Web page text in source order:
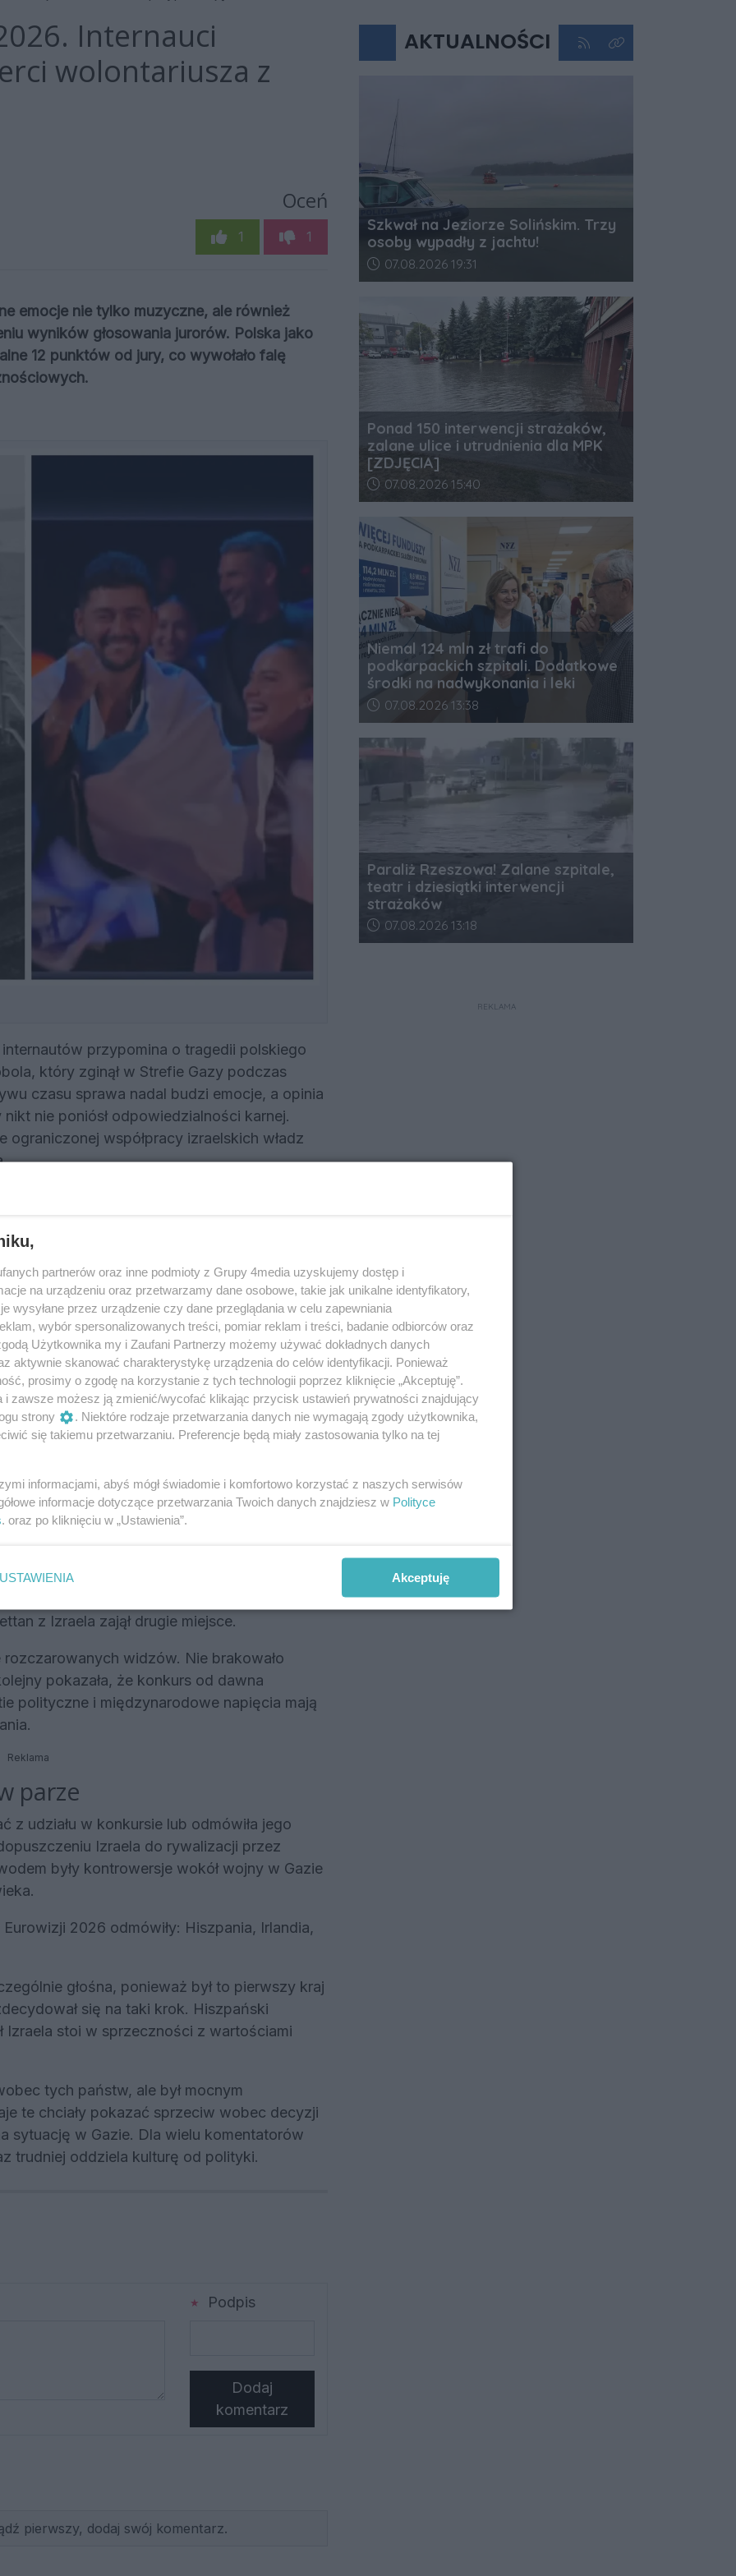
Internauci
wolontariusza z
Oceń
1 1
emocje nie tylko muzyczne, ale również
wyników głosowania jurorów. Polska jako
12 punktów od jury, co wywołało falę
przypomina o tragedii polskiego
który zginął w Strefie Gazy podczas
czasu sprawa nadal budzi emocje, a opinia
nie poniósł odpowiedzialności karnej.
współpracy izraelskich władz
punktów właśnie
Wielu internautów podkreśla, że
jako wyjątkowo niezręczna w kontekście
Ukrainy. Zarówno ukraińskie jury, jak i
punktu. Dla części polskich internautów był
wsparcia, jakiego Polska udziela Ukrainie
Alicja Szemplińska z utworem „Pray”.
zajęła 12. miejsce, zdobywając 150
nawet na 7. pozycji, jednak znacznie mniej
wygrała Bułgaria reprezentowana przez
z Izraela zajął drugie miejsce.
widzów. Nie brakowało
pokazała, że konkurs od dawna
polityczne i międzynarodowe napięcia mają
Reklama
parze
udziału w konkursie lub odmówiła jego
Izraela do rywalizacji przez
były kontrowersje wokół wojny w Gazie
2026 odmówiły: Hiszpania, Irlandia,
głośna, ponieważ był to pierwszy kraj
się na taki krok. Hiszpański
Izraela stoi w sprzeczności z wartościami
tych państw, ale był mocnym
te chciały pokazać sprzeciw wobec decyzji
sytuację w Gazie. Dla wielu komentatorów
trudniej oddziela kulturę od polityki.
Podpis
Dodaj
komentarz
pierwszy, dodaj swój komentarz.
AKTUALNOŚCI Kliknij aby przejść do
Kliknij aby zobaczyć
Szkwał na Jeziorze Solińskim. Trzy
osoby wypadły z jachtu!
Data dodania artykułu:
07.08.2026 19:31
Ponad 150 interwencji strażaków,
zalane ulice i utrudnienia dla MPK
[ZDJĘCIA]
Data dodania artykułu:
07.08.2026 15:40
Niemal 124 mln zł trafi do
podkarpackich szpitali. Dodatkowe
środki na nadwykonania i leki
Data dodania artykułu:
07.08.2026 13:38
Paraliż Rzeszowa! Zalane szpitale,
teatr i dziesiątki interwencji
strażaków
Data dodania artykułu:
07.08.2026 13:18
REKLAMA
partnerów oraz inne podmioty z Grupy 4media uzyskujemy dostęp i
na urządzeniu oraz przetwarzamy dane osobowe, takie jak unikalne identyfikatory,
wysyłane przez urządzenie czy dane przeglądania w celu zapewniania
wybór spersonalizowanych treści, pomiar reklam i treści, badanie odbiorców oraz
Użytkownika my i Zaufani Partnerzy możemy używać dokładnych danych
aktywnie skanować charakterystykę urządzenia do celów identyfikacji. Ponieważ
prosimy o zgodę na korzystanie z tych technologii poprzez kliknięcie „Akceptuję”.
i zawsze możesz ją zmienić/wycofać klikając przycisk ustawień prywatności znajdujący
strony
. Niektóre rodzaje przetwarzania danych nie wymagają zgody użytkownika,
się takiemu przetwarzaniu. Preferencje będą miały zastosowania tylko na tej
informacjami, abyś mógł świadomie i komfortowo korzystać z naszych serwisów
informacje dotyczące przetwarzania Twoich danych znajdziesz w Polityce
. oraz po kliknięciu w „Ustawienia”.
USTAWIENIA Akceptuję